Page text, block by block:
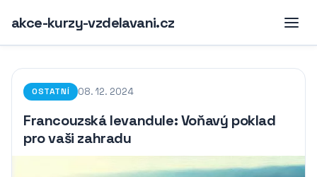
akce-kurzy-vzdelavani.cz
OSTATNÍ 08. 12. 2024
Francouzská levandule: Voňavý poklad
pro vaši zahradu